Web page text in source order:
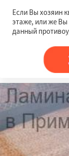
Если Вы хозяин
этаже, или же Вы
данный